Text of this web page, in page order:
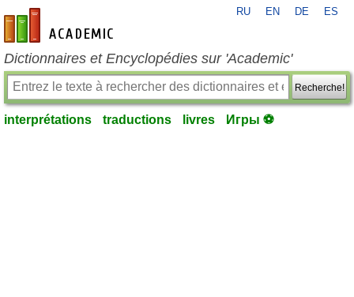
fr-academic.com
RU EN DE ES
Dictionnaires et Encyclopédies sur 'Academic'
Recherche!
interprétations traductions livres Игры ⚽